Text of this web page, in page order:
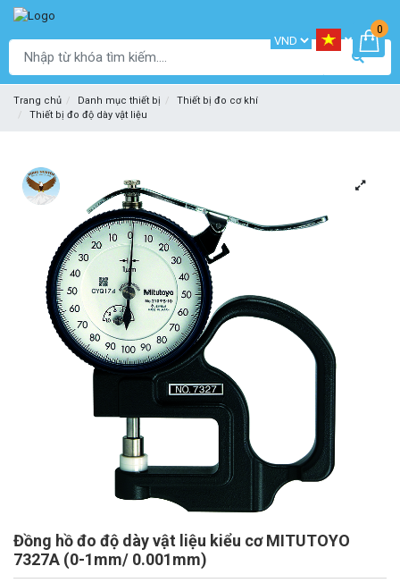
0
Trang chủ Danh mục thiết bị
Thiết bị đo cơ khí
Thiết bị đo độ dày vật liệu
Đồng hồ đo độ dày vật liệu kiểu cơ MITUTOYO
7327A (0-1mm/ 0.001mm)